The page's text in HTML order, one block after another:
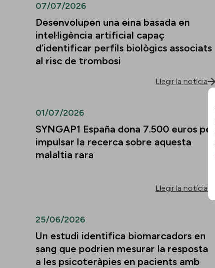
07/07/2026
Desenvolupen una eina basada en
intel·ligència artificial capaç
d’identificar perfils biològics associats
al risc de trombosi
Llegir la notícia
01/07/2026
SYNGAP1 España dona 7.500 euros per
impulsar la recerca sobre aquesta
malaltia rara
Llegir la notícia
25/06/2026
Un estudi identifica biomarcadors en
sang que podrien mesurar la resposta
a les psicoteràpies en pacients amb